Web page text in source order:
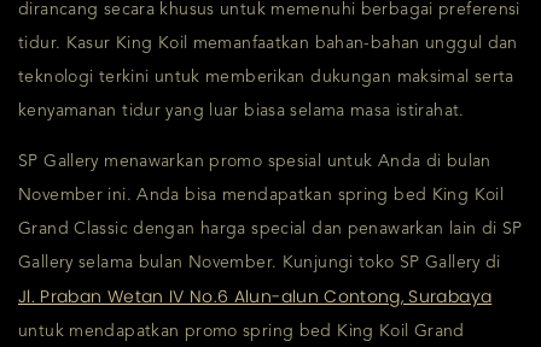
dirancang secara khusus untuk memenuhi berbagai preferensi
tidur. Kasur King Koil memanfaatkan bahan-bahan unggul dan
teknologi terkini untuk memberikan dukungan maksimal serta
kenyamanan tidur yang luar biasa selama masa istirahat.
SP Gallery menawarkan promo spesial untuk Anda di bulan
November ini. Anda bisa mendapatkan spring bed King Koil
Grand Classic dengan harga special dan penawarkan lain di SP
Gallery selama bulan November. Kunjungi toko SP Gallery di
Jl. Praban Wetan IV No.6 Alun-alun Contong, Surabaya
untuk mendapatkan promo spring bed King Koil Grand